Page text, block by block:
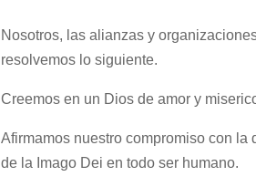
Nosotros, las alianzas y
resolvemos lo siguiente.
Creemos en un Dios de amor y
Afirmamos nuestro compromiso con
de la Imago Dei en todo ser humano.